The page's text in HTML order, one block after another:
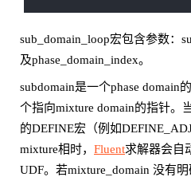
sub_domain_loop宏包含参数：
及phase_domain_index。
subdomain是一个phase domain
个指向mixture domain的指针。
的DEFINE宏（例如
mixture相时， Fluent求解器会自
UDF。若mixture_domain 没有